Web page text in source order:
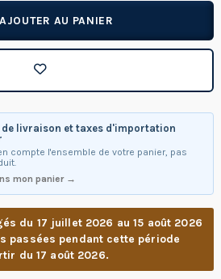
AJOUTER AU PANIER
de livraison et taxes d'importation
compte l'ensemble de votre panier, pas
mon panier →
du 17 juillet 2026 au 15 août 2026
passées pendant cette période
du 17 août 2026.